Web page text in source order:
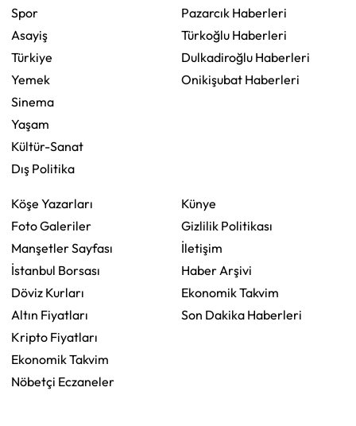
Spor
Asayiş
Türkiye
Yemek
Sinema
Yaşam
Kültür-Sanat
Dış Politika
Pazarcık Haberleri
Türkoğlu Haberleri
Dulkadiroğlu Haberleri
Onikişubat Haberleri
Köşe Yazarları
Foto Galeriler
Manşetler Sayfası
İstanbul Borsası
Döviz Kurları
Altın Fiyatları
Kripto Fiyatları
Ekonomik Takvim
Nöbetçi Eczaneler
Künye
Gizlilik Politikası
İletişim
Haber Arşivi
Ekonomik Takvim
Son Dakika Haberleri